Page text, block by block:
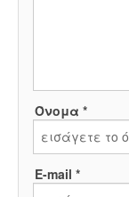
Όνομα *
E-mail *